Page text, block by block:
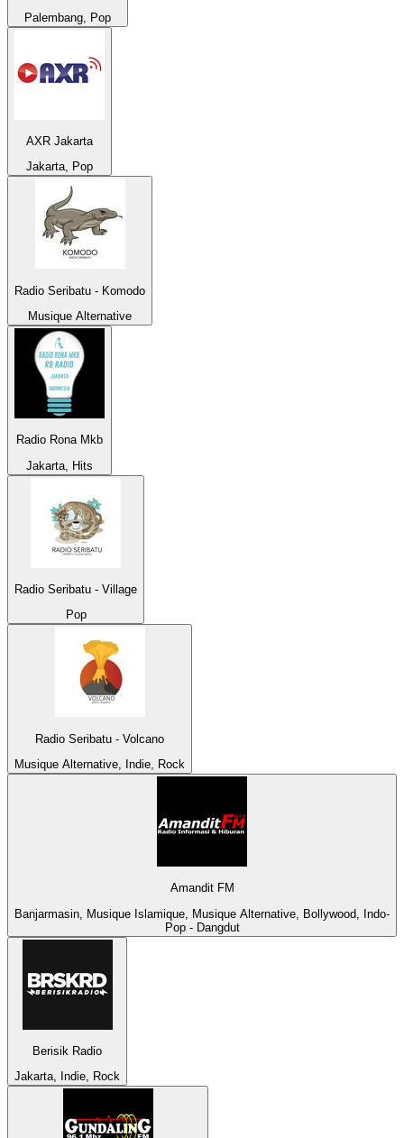
Palembang, Pop
AXR Jakarta
Jakarta, Pop
Radio Seribatu - Komodo
Musique Alternative
Radio Rona Mkb
Jakarta, Hits
Radio Seribatu - Village
Pop
Radio Seribatu - Volcano
Musique Alternative, Indie, Rock
Amandit FM
Banjarmasin, Musique Islamique, Musique Alternative, Bollywood, Indo-
Pop - Dangdut
Berisik Radio
Jakarta, Indie, Rock